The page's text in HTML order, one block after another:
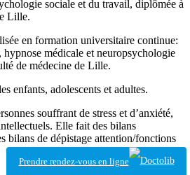
Prendre rendez-vous en ligne
sociale et du travail, diplômée à
Lille.
en formation universitaire continue:
hypnose médicale et neuropsychologie
de médecine de Lille.
enfants, adolescents et adultes.
souffrant de stress et d’anxiété,
Elle fait des bilans
bilans de dépistage attention/fonctions